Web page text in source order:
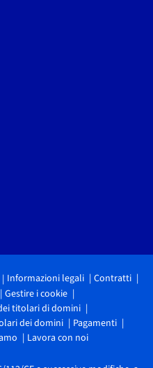
Informazioni legali
Contratti
Gestire i cookie
titolari di domini
dei domini
Pagamenti
Lavora con noi